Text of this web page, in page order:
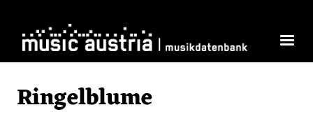
Ringelblume